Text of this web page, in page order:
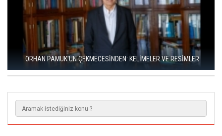
RIZA SÖNMEZ: ‘ANADOLU, SANILDIĞINDAN ÇOK DAHA VEGAN"